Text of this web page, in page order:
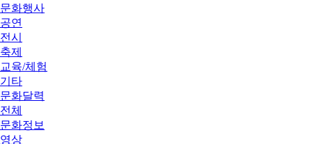
문화행사
공연
전시
축제
교육/체험
기타
문화달력
전체
문화정보
영상